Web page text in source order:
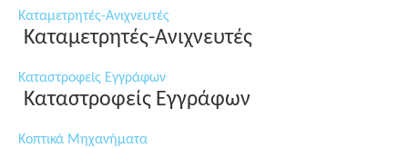
Καταμετρητές-Ανιχνευτές
Καταμετρητές-Ανιχνευτές
Καταστροφείς Εγγράφων
Καταστροφείς Εγγράφων
Κοπτικά Μηχανήματα